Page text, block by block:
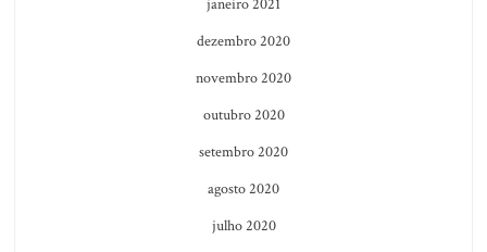
janeiro 2021
dezembro 2020
novembro 2020
outubro 2020
setembro 2020
agosto 2020
julho 2020